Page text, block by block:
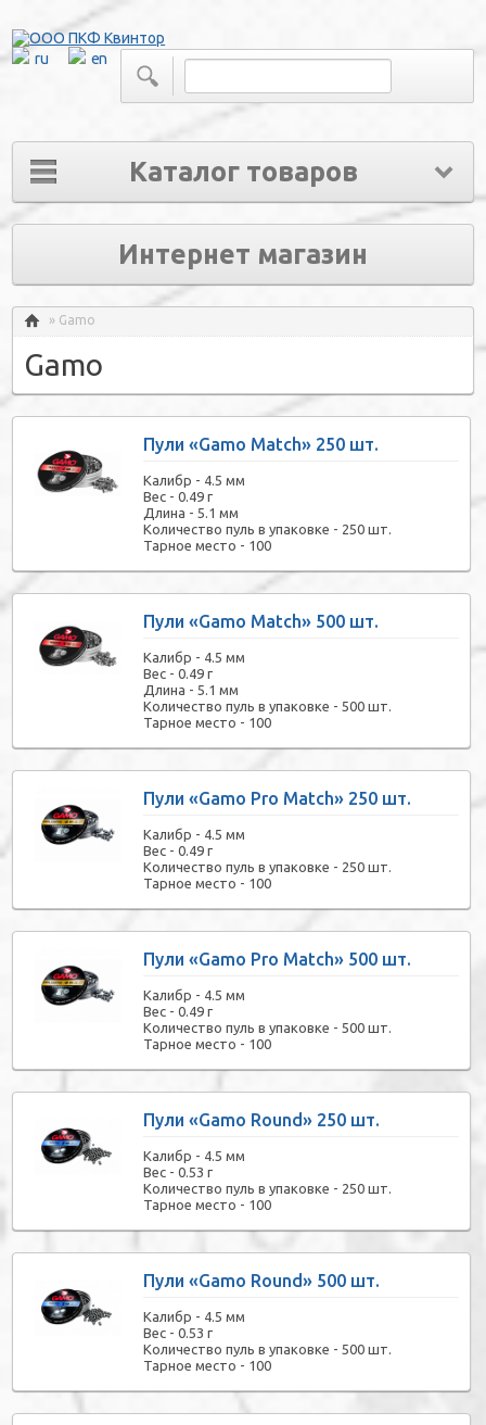
ru en
Каталог товаров
Интернет магазин
Главная
» Gamo
Gamo
Пули «Gamo Match» 250 шт.
Калибр - 4.5 мм
Вес -0.49 г
Длина -5.1 мм
Количество пуль в упаковке - 250 шт.
Тарное место - 100
Пули «Gamo Match» 500 шт.
Калибр - 4.5 мм
Вес -0.49 г
Длина -5.1 мм
Количество пуль в упаковке -500 шт.
Тарное место - 100
Пули «Gamo Pro Match» 250 шт.
Калибр - 4.5 мм
Вес -0.49 г
Количество пуль в упаковке - 250 шт.
Тарное место - 100
Пули «Gamo Pro Match» 500 шт.
Калибр - 4.5 мм
Вес -0.49 г
Количество пуль в упаковке -500 шт.
Тарное место - 100
Пули «Gamo Round» 250 шт.
Калибр - 4.5 мм
Вес -0.53 г
Количество пуль в упаковке - 250 шт.
Тарное место - 100
Пули «Gamo Round» 500 шт.
Калибр - 4.5 мм
Вес -0.53 г
Количество пуль в упаковке -500 шт.
Тарное место - 100